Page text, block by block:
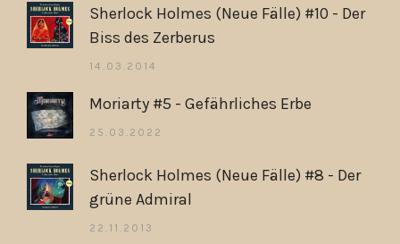
Sherlock Holmes (Neue Fälle) #10 - Der
Biss des Zerberus
14.03.2014
Moriarty #5 - Gefährliches Erbe
25.03.2022
Sherlock Holmes (Neue Fälle) #8 - Der
grüne Admiral
22.11.2013